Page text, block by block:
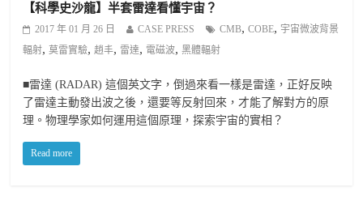
【科學史沙龍】半套雷達看懂宇宙？
2017 年 01 月 26 日 CASE PRESS CMB,COBE, 宇宙微波背景
輻射,莫雷實驗,趙丰, 雷達, 電磁波,黑體輻射
■雷達 (RADAR) 這個英文字，倒過來看一樣是雷達，正好反映
了雷達主動發出波之後，還要等反射回來，才能了解對方的原
理。物理學家如何運用這個原理，探索宇宙的實相？
Read more